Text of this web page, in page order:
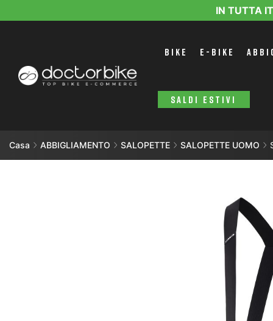
IN TUTTA
BIKE E-BIKE
SALDI ESTIVI
Casa ABBIGLIAMENTO SALOPETTE SALOPETTE UOMO